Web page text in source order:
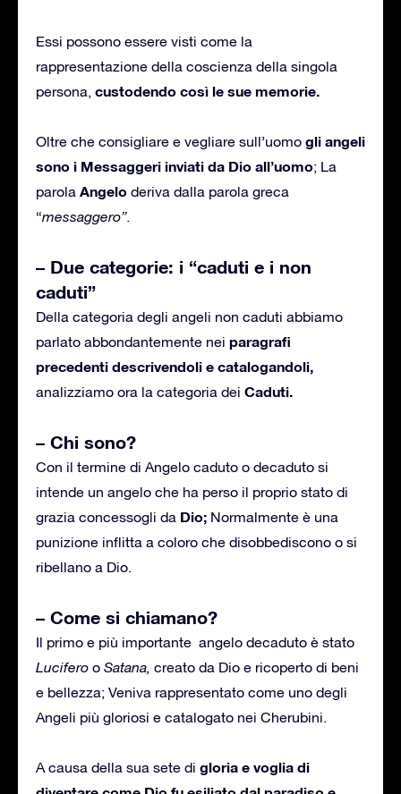
Essi possono essere visti come la
rappresentazione della coscienza della singola
persona, custodendo così le sue memorie.
Oltre che consigliare e vegliare sull’uomo gli angeli
sono i Messaggeri inviati da Dio all’uomo; La
parola Angelo deriva dalla parola greca
“messaggero”.
– Due categorie: i “caduti e i non
caduti”
Della categoria degli angeli non caduti abbiamo
parlato abbondantemente nei paragrafi
precedenti descrivendoli e catalogandoli,
analizziamo ora la categoria dei Caduti.
– Chi sono?
Con il termine di Angelo caduto o decaduto si
intende un angelo che ha perso il proprio stato di
grazia concessogli da Dio; Normalmente è una
punizione inflitta a coloro che disobbediscono o si
ribellano a Dio.
– Come si chiamano?
Il primo e più importante angelo decaduto è stato
Lucifero o Satana, creato da Dio e ricoperto di beni
e bellezza; Veniva rappresentato come uno degli
Angeli più gloriosi e catalogato nei Cherubini.
A causa della sua sete di gloria e voglia di